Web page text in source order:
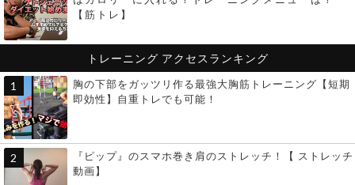
【筋トレ】
トレーニング アクセスランキング
胸の下部をガッツリ作る最強大胸筋トレーニング【短期
即効性】自重トレでも可能！
『ピップ』のスマホ巻き肩のストレッチ！【 ストレッチ
動画】